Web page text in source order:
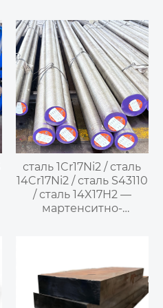
высокохромистая
мартенситная
нержавеющая сталь
сталь 1Cr17Ni2 / сталь
14Cr17Ni2 / сталь S43110
/ сталь 14X17H2 —
мартенситно-